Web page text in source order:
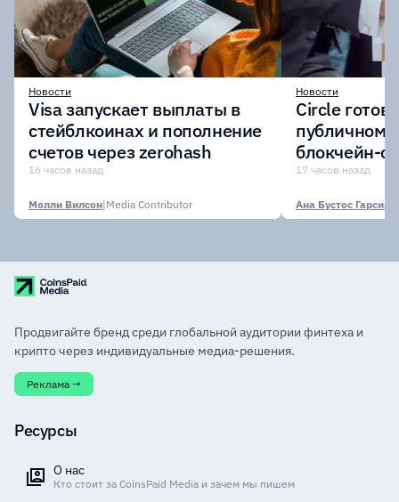
Новости
Visa запускает выплаты в
стейблкоинах и пополнение
счетов через zerohash
16 часов назад
Молли Вилсон|Media Contributor
Новости
Circle
публичному
блокчейн-
участии
17 часов назад
Ана Бустос Гарсия
Продвигайте бренд среди глобальной аудитории финтеха и
крипто через индивидуальные медиа-решения.
Реклама →
Ресурсы
О нас
Кто стоит за CoinsPaid Media и зачем мы пишем